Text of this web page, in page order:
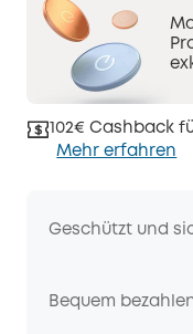
102€ Cashback
Mehr erfahren
Geschützt und
Bequem